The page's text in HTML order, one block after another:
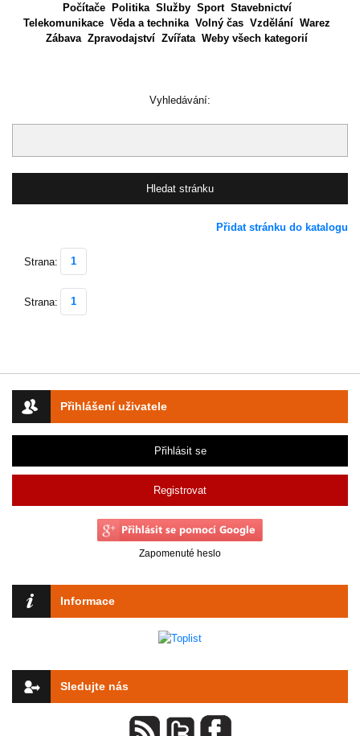
Přihlášení uživatele
Přihlásit se
Registrovat
Zapomenuté heslo
Informace
Sledujte nás
Počítače
Politika Služby Sport Stavebnictví
Telekomunikace Věda a technika Volný čas Vzdělání Warez
Zábava Zpravodajství Zvířata Weby všech kategorií
Vyhledávání:
Přidat stránku do katalogu
Strana: 1
Strana: 1